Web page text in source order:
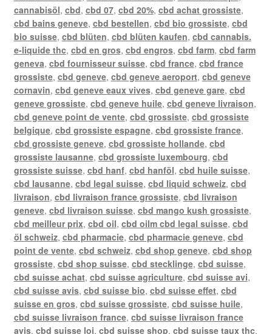
cannabisöl, cbd, cbd 07, cbd 20%, cbd achat grossiste,
cbd bains geneve, cbd bestellen, cbd bio grossiste, cbd
bio suisse, cbd blüten, cbd blüten kaufen, cbd cannabis.
e-liquide thc, cbd en gros, cbd engros, cbd farm, cbd farm
geneva, cbd fournisseur suisse, cbd france, cbd france
grossiste, cbd geneve, cbd geneve aeroport, cbd geneve
cornavin, cbd geneve eaux vives, cbd geneve gare, cbd
geneve grossiste, cbd geneve huile, cbd geneve livraison,
cbd geneve point de vente, cbd grossiste, cbd grossiste
belgique, cbd grossiste espagne, cbd grossiste france,
cbd grossiste geneve, cbd grossiste hollande, cbd
grossiste lausanne, cbd grossiste luxembourg, cbd
grossiste suisse, cbd hanf, cbd hanföl, cbd huile suisse,
cbd lausanne, cbd legal suisse, cbd liquid schweiz, cbd
livraison, cbd livraison france grossiste, cbd livraison
geneve, cbd livraison suisse, cbd mango kush grossiste,
cbd meilleur prix, cbd oil, cbd oilm cbd legal suisse, cbd
öl schweiz, cbd pharmacie, cbd pharmacie geneve, cbd
point de vente, cbd schweiz, cbd shop geneve, cbd shop
grossiste, cbd shop suisse, cbd stecklinge, cbd suisse,
cbd suisse achat, cbd suisse agriculture, cbd suisse avi,
cbd suisse avis, cbd suisse bio, cbd suisse effet, cbd
suisse en gros, cbd suisse grossiste, cbd suisse huile,
cbd suisse livraison france, cbd suisse livraison france
avis, cbd suisse loi, cbd suisse shop, cbd suisse taux thc,